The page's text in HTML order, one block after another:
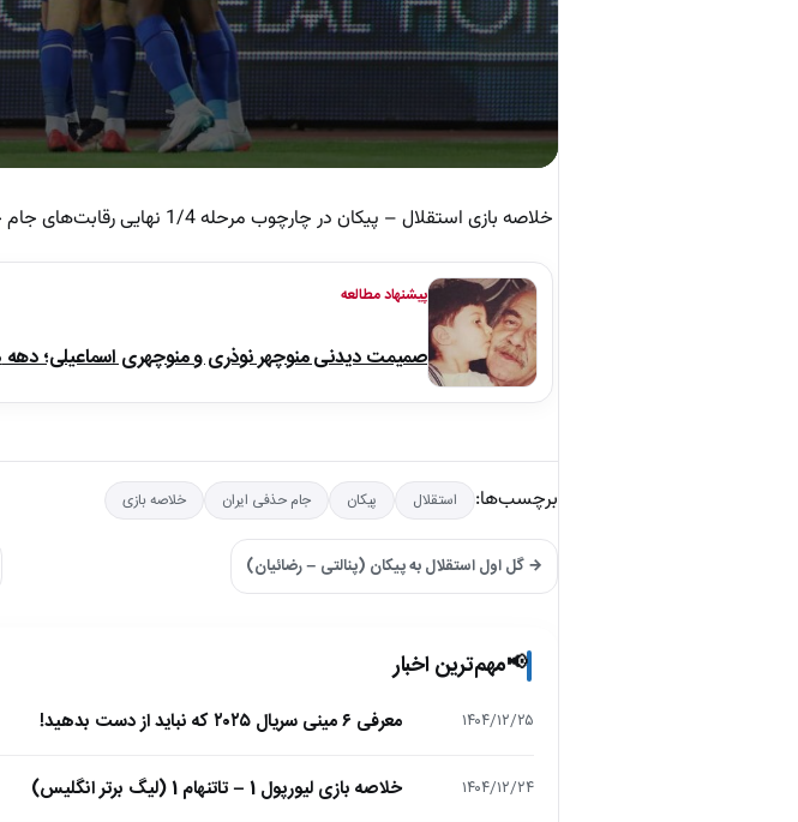
خلاصه بازی استقلال – پیکان در چارچوب مرحله 1/4 نهایی رقابت‌های جام حذفی ایران 1403/04
پیشنهاد مطالعه
صمیمت دیدنی منوچهر نوذری و منوچهری اسماعیلی؛ دهه 70
برچسب‌ها: استقلال پیکان جام حذفی ایران خلاصه بازی
→ گل اول استقلال به پیکان (پنالتی – رضائیان)
📢مهم‌ترین اخبار
۱۴۰۴/۱۲/۲۵ معرفی ۶ مینی سریال ۲۰۲۵ که نباید از دست بدهید!
۱۴۰۴/۱۲/۲۴ خلاصه بازی لیورپول 1 – تاتنهام 1 (لیگ برتر انگلیس)